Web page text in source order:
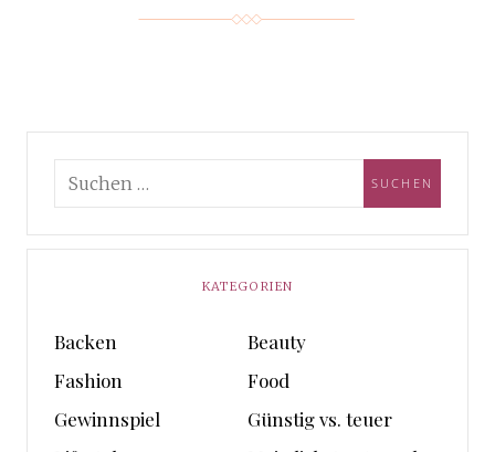
KATEGORIEN
Backen
Beauty
Fashion
Food
Gewinnspiel
Günstig vs. teuer